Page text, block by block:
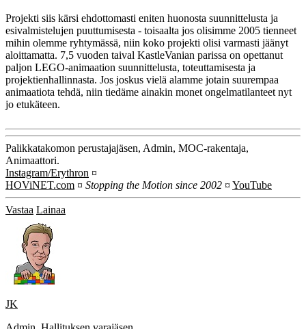
Projekti siis kärsi ehdottomasti eniten huonosta suunnittelusta ja
esivalmistelujen puuttumisesta - toisaalta jos olisimme 2005 tienneet
mihin olemme ryhtymässä, niin koko projekti olisi varmasti jäänyt
aloittamatta. 7,5 vuoden taival KastleVanian parissa on opettanut
paljon LEGO-animaation suunnittelusta, toteuttamisesta ja
projektienhallinnasta. Jos joskus vielä alamme jotain suurempaa
animaatiota tehdä, niin tiedäme ainakin monet ongelmatilanteet nyt
jo etukäteen.
Palikkatakomon perustajajäsen, Admin, MOC-rakentaja,
Animaattori.
Instagram/Erythron ¤
HOViNET.com ¤ Stopping the Motion since 2002 ¤ YouTube
Vastaa Lainaa
JK